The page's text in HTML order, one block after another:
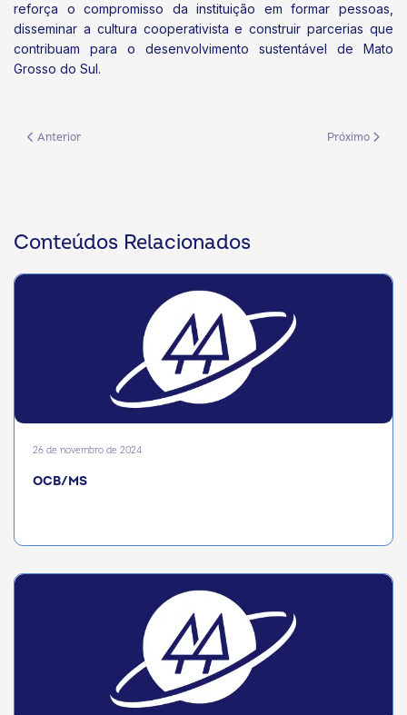
reforça o compromisso da instituição em formar pessoas,
disseminar a cultura cooperativista e construir parcerias que
contribuam para o desenvolvimento sustentável de Mato
Grosso do Sul.
Artigo anterior: Sessão solene da Assembleia Legislativa reconhece
Anterior Próximo
Próximo
Conteúdos Relacionados
26 de novembro de 2024
OCB/MS